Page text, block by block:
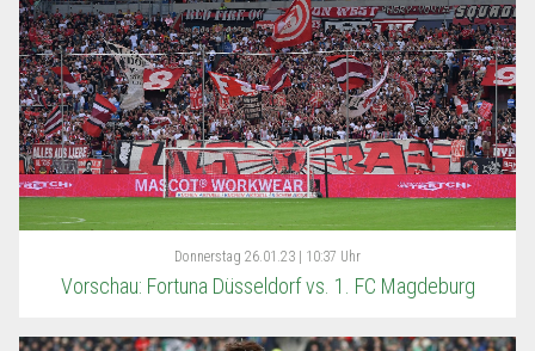
Donnerstag 26.01.23 | 10:37 Uhr
Vorschau: Fortuna Düsseldorf vs. 1. FC Magdeburg